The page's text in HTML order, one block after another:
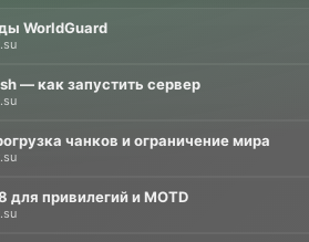
WorldGuard
— как запустить сервер
чанков и ограничение мира
привилегий и MOTD